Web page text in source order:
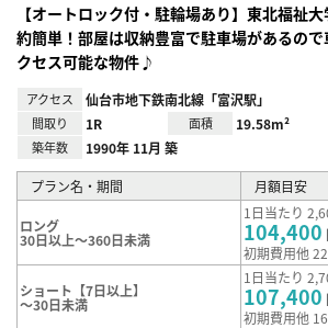
【オートロック付・駐輪場あり】東北福祉
約簡単！部屋は収納豊富で駐車場があるの
クセス可能な物件♪
アクセス 仙台市地下鉄南北線「富沢駅」
間取り 1R 面積 19.58m²
築年数 1990年 11月 築
プラン名・期間 月額目安
ロング
30日以上～360日未満
1日当たり
104,400
初期費用他
ショート【7日以上】
～30日未満
1日当たり
107,400
初期費用他